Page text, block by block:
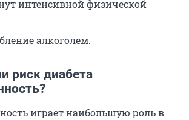
интенсивной физической
алкоголем.
риск диабета
играет наибольшую роль в